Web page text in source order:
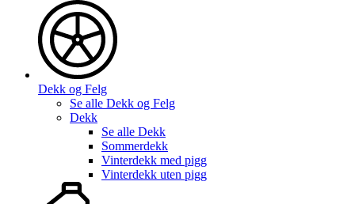
Dekk og Felg
Se alle Dekk og Felg
Dekk
Se alle Dekk
Sommerdekk
Vinterdekk med pigg
Vinterdekk uten pigg